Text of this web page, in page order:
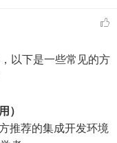
以下是一些常见的方
）
推荐的集成开发环境